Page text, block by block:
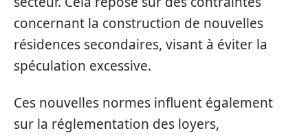
concernant la construction de nouvelles
résidences secondaires, visant à éviter la
spéculation excessive.
Ces nouvelles normes influent également
sur la réglementation des loyers,